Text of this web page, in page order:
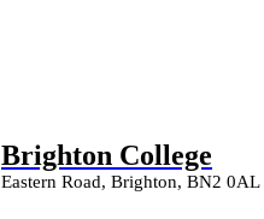
Brighton College
Eastern Road, Brighton, BN2 0AL